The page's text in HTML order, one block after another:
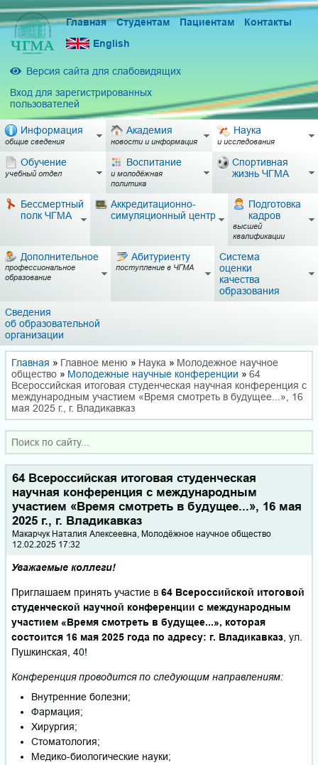
Главная Студентам Пациентам
Контакты
English
Версия сайта для слабовидящих
Вход для зарегистрированных
пользователей
Информация
общие сведения
Академия
новости и информация
Наука
и исследования
Обучение
учебный отдел
Воспитание
и молодёжная
политика
Спортивная
жизнь ЧГМА
Бессмертный
полк ЧГМА
Аккредитационно-
симуляционный центр
Подготовка
кадров
высшей
квалификации
Дополнительное
профессиональное
образование
Абитуриенту
поступление в ЧГМА
Система
оценки
качества
образования
Сведения
об образовательной
организации
Главная » Главное меню » Наука » Молодежное научное
общество » Молодежные научные конференции » 64
Всероссийская итоговая студенческая научная конференция с
международным участием «Время смотреть в будущее...», 16
мая 2025 г., г. Владикавказ
64 Всероссийская итоговая студенческая
научная конференция с международным
участием «Время смотреть в будущее...», 16 мая
2025 г., г. Владикавказ
Макарчук Наталия Алексеевна, Молодёжное научное общество
12.02.2025 17:32
Уважаемые коллеги!
Приглашаем принять участие в 64 Всероссийской итоговой
студенческой научной конференции с международным
участием «Время смотреть в будущее...», которая
состоится 16 мая 2025 года по адресу: г. Владикавказ, ул.
Пушкинская, 40!
Конференция проводится по следующим направлениям:
Внутренние болезни;
Фармация;
Хирургия;
Стоматология;
Медико-биологические науки;